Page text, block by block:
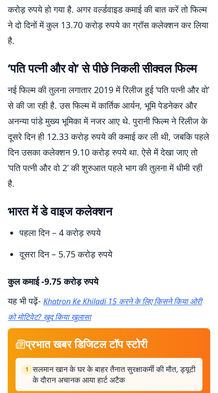
करोड़ रुपये हो गया है. अगर वर्ल्डवाइड कमाई की बात करें तो फिल्म
ने दो दिनों में कुल 13.70 करोड़ रुपये का ग्रॉस कलेक्शन कर लिया
है.
‘पति पत्नी और वो’ से पीछे निकली सीक्वल फिल्म
नई फिल्म की तुलना लगातार 2019 में रिलीज हुई ‘पति पत्नी और वो’
से की जा रही है. उस फिल्म में कार्तिक आर्यन, भूमि पेडनेकर और
अनन्या पांडे मुख्य भूमिका में नजर आए थे. पुरानी फिल्म ने रिलीज के
दूसरे दिन ही 12.33 करोड़ रुपये की कमाई कर ली थी, जबकि पहले
दिन उसका कलेक्शन 9.10 करोड़ रुपये था. ऐसे में देखा जाए तो
‘पति पत्नी और वो 2’ की शुरुआत पहले भाग की तुलना में धीमी रही
है.
भारत में डे वाइज कलेक्शन
पहला दिन – 4 करोड़ रुपये
दूसरा दिन – 5.75 करोड़ रुपये
कुल कमाई -9.75 करोड़ रुपये
यह भी पढ़ें- Khatron Ke Khiladi 15 करने के लिए किसने किया ओरी
को मोटिवेट? खुद किया खुलासा
प्रभात खबर डिजिटल टॉप स्टोरी
1 सलमान खान के घर के बाहर तैनात सुरक्षाकर्मी की मौत, ड्यूटी
के दौरान अचानक आया हार्ट अटैक